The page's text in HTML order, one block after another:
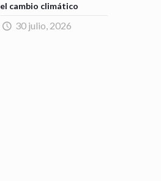
el cambio climático
30 julio, 2026